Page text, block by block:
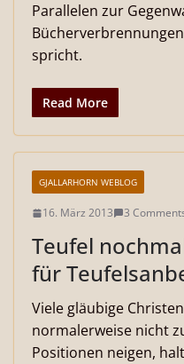
Parallelen zur
spricht.
Read More
GJALLARHORN WEBLOG
16. März 2013 3
Teufel
für
Viele gläubige
normalerweise nicht
Positionen neigen,